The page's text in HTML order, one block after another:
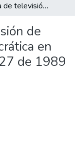
All of DSpace
Statistics
Por un sistema de televisión de televisión privada democrática en Colombia Cali, Octubre 27 de 1989
de
en
de 1989